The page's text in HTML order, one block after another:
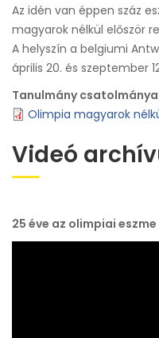
Az idén van éppen száz
magyarok nélkül először
A helyszín a belgiumi
április 20. és szeptember
Tanulmány csatolmánya
Olimpia magyarok
Videó
25 éve az olimpiai